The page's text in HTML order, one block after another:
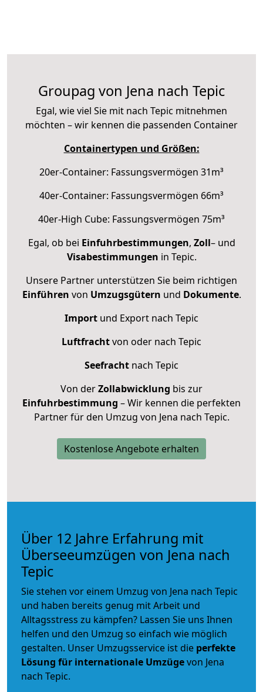
Groupag von Jena nach Tepic
Egal, wie viel Sie mit nach Tepic mitnehmen
möchten – wir kennen die passenden Container
Containertypen und Größen:
20er-Container: Fassungsvermögen 31m³
40er-Container: Fassungsvermögen 66m³
40er-High Cube: Fassungsvermögen 75m³
Egal, ob bei Einfuhrbestimmungen, Zoll– und
Visabestimmungen in Tepic.
Unsere Partner unterstützen Sie beim richtigen
Einführen von Umzugsgütern und Dokumente.
Import und Export nach Tepic
Luftfrachtvon oder nach Tepic
Seefracht nach Tepic
Von derZollabwicklung bis zur
Einfuhrbestimmung – Wir kennen die perfekten
Partner für den Umzug von Jena nach Tepic.
Kostenlose Angebote erhalten
Über 12 Jahre Erfahrung mit
Überseeumzügen von Jena nach
Tepic
Sie stehen vor einem Umzug von Jena nach Tepic
und haben bereits genug mit Arbeit und
Alltagsstress zu kämpfen? Lassen Sie uns Ihnen
helfen und den Umzug so einfach wie möglich
gestalten. Unser Umzugsservice ist die perfekte
Lösung für internationale Umzügevon Jena
nach Tepic.